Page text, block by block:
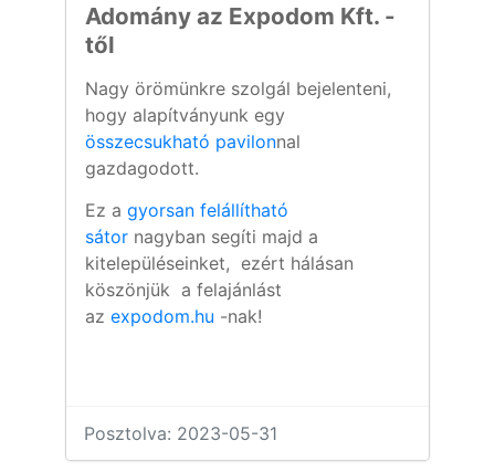
Adomány az Expodom Kft. -
től
Nagy örömünkre szolgál bejelenteni,
hogy alapítványunk egy
összecsukható pavilonnal
gazdagodott.
Ez agyorsan felállítható
sátor nagyban segíti majd a
kitelepüléseinket, ezért hálásan
köszönjük a felajánlást
azexpodom.hu -nak!
Posztolva: 2023-05-31